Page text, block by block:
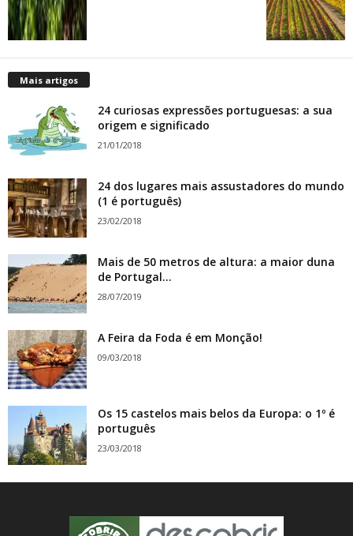
Mais artigos
24 curiosas expressões portuguesas: a sua
origem e significado
21/01/2018
24 dos lugares mais assustadores do mundo
(1 é português)
23/02/2018
Mais de 50 metros de altura: a maior duna
de Portugal...
28/07/2019
A Feira da Foda é em Monção!
09/03/2018
Os 15 castelos mais belos da Europa: o 1º é
português
23/03/2018